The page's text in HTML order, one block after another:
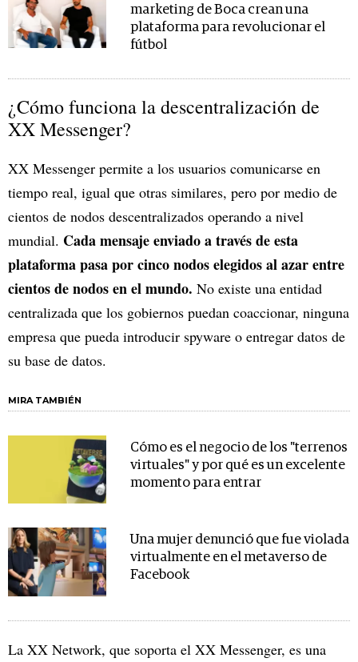
marketing de Boca crean una
plataforma para revolucionar el
fútbol
¿Cómo funciona la descentralización de
XX Messenger?
XX Messenger permite a los usuarios comunicarse en
tiempo real, igual que otras similares, pero por medio de
cientos de nodos descentralizados operando a nivel
mundial. Cada mensaje enviado a través de esta
plataforma pasa por cinco nodos elegidos al azar entre
cientos de nodos en el mundo. No existe una entidad
centralizada que los gobiernos puedan coaccionar, ninguna
empresa que pueda introducir spyware o entregar datos de
su base de datos.
MIRA TAMBIÉN
Cómo es el negocio de los "terrenos
virtuales" y por qué es un excelente
momento para entrar
Una mujer denunció que fue violada
virtualmente en el metaverso de
Facebook
La XX Network, que soporta el XX Messenger, es una